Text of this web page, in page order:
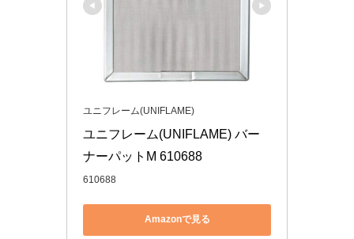
ユニフレーム(UNIFLAME)
ユニフレーム(UNIFLAME) バー
ナーパットM 610688
610688
Amazonで見る